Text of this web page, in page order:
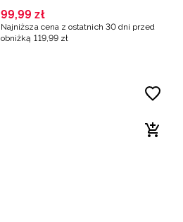
99,99 zł
Najniższa cena z ostatnich 30 dni przed
obniżką 119, 99 zł